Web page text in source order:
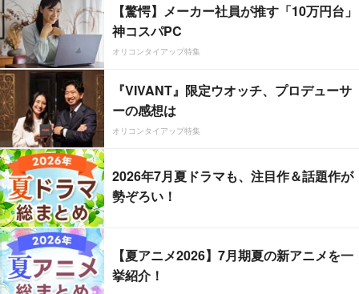
【驚愕】メーカー社員が推す「10万円台」
神コスパPC
オリコンタイアップ特集
『VIVANT』限定ウオッチ、プロデューサ
ーの感想は
オリコンタイアップ特集
2026年7月夏ドラマも、注目作＆話題作が
勢ぞろい！
【夏アニメ2026】7月期夏の新アニメを一
挙紹介！